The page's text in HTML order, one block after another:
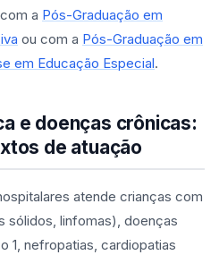
a Pós-Graduação em
ou com a Pós-Graduação em
em Educação Especial.
e doenças crônicas:
de atuação
atende crianças com
sólidos, linfomas), doenças
1, nefropatias, cardiopatias